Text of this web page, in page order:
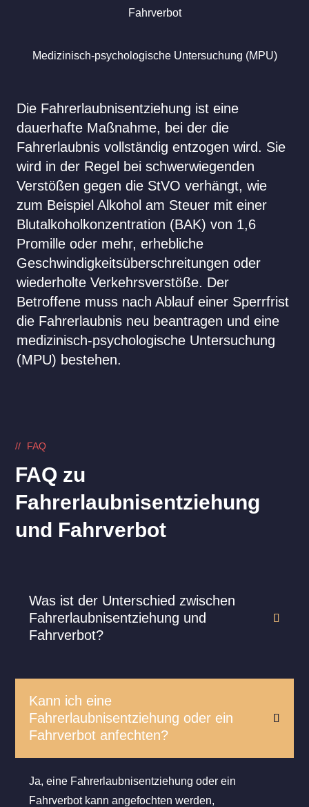
Fahrverbot
Medizinisch-psychologische Untersuchung (MPU)
Die Fahrerlaubnisentziehung ist eine
dauerhafte Maßnahme, bei der die
Fahrerlaubnis vollständig entzogen wird. Sie
wird in der Regel bei schwerwiegenden
Verstößen gegen die StVO verhängt, wie
zum Beispiel Alkohol am Steuer mit einer
Blutalkoholkonzentration (BAK) von 1,6
Promille oder mehr, erhebliche
Geschwindigkeitsüberschreitungen oder
wiederholte Verkehrsverstöße. Der
Betroffene muss nach Ablauf einer Sperrfrist
die Fahrerlaubnis neu beantragen und eine
medizinisch-psychologische Untersuchung
(MPU) bestehen.
FAQ
FAQ zu
Fahrerlaubnisentziehung
und Fahrverbot
Was ist der Unterschied zwischen
Fahrerlaubnisentziehung und
Fahrverbot?
Kann ich eine
Fahrerlaubnisentziehung oder ein
Fahrverbot anfechten?
Ja, eine Fahrerlaubnisentziehung oder ein
Fahrverbot kann angefochten werden,